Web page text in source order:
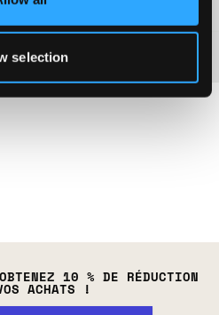
selection
instructions de lavage
10 % DE RÉDUCTION
ACHATS !